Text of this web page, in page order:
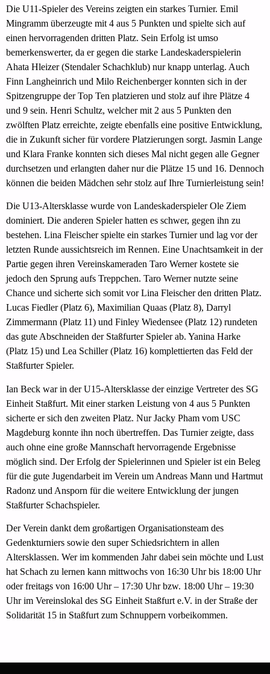
Die U11-Spieler des Vereins zeigten ein starkes Turnier. Emil
Mingramm überzeugte mit 4 aus 5 Punkten und spielte sich auf
einen hervorragenden dritten Platz. Sein Erfolg ist umso
bemerkenswerter, da er gegen die starke Landeskaderspielerin
Ahata Hleizer (Stendaler Schachklub) nur knapp unterlag. Auch
Finn Langheinrich und Milo Reichenberger konnten sich in der
Spitzengruppe der Top Ten platzieren und stolz auf ihre Plätze 4
und 9 sein. Henri Schultz, welcher mit 2 aus 5 Punkten den
zwölften Platz erreichte, zeigte ebenfalls eine positive Entwicklung,
die in Zukunft sicher für vordere Platzierungen sorgt. Jasmin Lange
und Klara Franke konnten sich dieses Mal nicht gegen alle Gegner
durchsetzen und erlangten daher nur die Plätze 15 und 16. Dennoch
können die beiden Mädchen sehr stolz auf Ihre Turnierleistung sein!
Die U13-Altersklasse wurde von Landeskaderspieler Ole Ziem
dominiert. Die anderen Spieler hatten es schwer, gegen ihn zu
bestehen. Lina Fleischer spielte ein starkes Turnier und lag vor der
letzten Runde aussichtsreich im Rennen. Eine Unachtsamkeit in der
Partie gegen ihren Vereinskameraden Taro Werner kostete sie
jedoch den Sprung aufs Treppchen. Taro Werner nutzte seine
Chance und sicherte sich somit vor Lina Fleischer den dritten Platz.
Lucas Fiedler (Platz 6), Maximilian Quaas (Platz 8), Darryl
Zimmermann (Platz 11) und Finley Wiedensee (Platz 12) rundeten
das gute Abschneiden der Staßfurter Spieler ab. Yanina Harke
(Platz 15) und Lea Schiller (Platz 16) komplettierten das Feld der
Staßfurter Spieler.
Ian Beck war in der U15-Altersklasse der einzige Vertreter des SG
Einheit Staßfurt. Mit einer starken Leistung von 4 aus 5 Punkten
sicherte er sich den zweiten Platz. Nur Jacky Pham vom USC
Magdeburg konnte ihn noch übertreffen. Das Turnier zeigte, dass
auch ohne eine große Mannschaft hervorragende Ergebnisse
möglich sind. Der Erfolg der Spielerinnen und Spieler ist ein Beleg
für die gute Jugendarbeit im Verein um Andreas Mann und Hartmut
Radonz und Ansporn für die weitere Entwicklung der jungen
Staßfurter Schachspieler.
Der Verein dankt dem großartigen Organisationsteam des
Gedenkturniers sowie den super Schiedsrichtern in allen
Altersklassen. Wer im kommenden Jahr dabei sein möchte und Lust
hat Schach zu lernen kann mittwochs von 16:30 Uhr bis 18:00 Uhr
oder freitags von 16:00 Uhr – 17:30 Uhr bzw. 18:00 Uhr – 19:30
Uhr im Vereinslokal des SG Einheit Staßfurt e.V. in der Straße der
Solidarität 15 in Staßfurt zum Schnuppern vorbeikommen.